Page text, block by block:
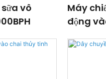
vô
Máy
động